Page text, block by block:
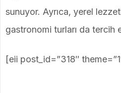
sunuyor. Ayrıca, yerel
gastronomi turları da tercih
[eii post_id=”318″